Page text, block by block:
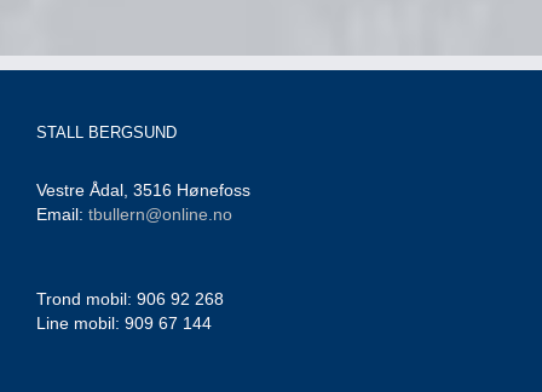
STALL BERGSUND
Vestre Ådal, 3516 Hønefoss
Email: tbullern@online.no
Trond mobil: 906 92 268
Line mobil: 909 67 144